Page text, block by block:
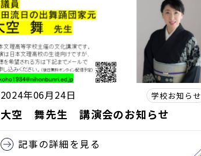
2024年06月24日 学校お知らせ
大空 舞先生 講演会のお知らせ
記事の詳細を見る